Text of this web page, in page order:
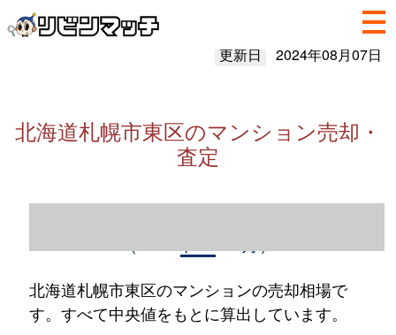
更新日 2024年08月07日
北海道札幌市東区のマンション売却・
査定
北海道札幌市東区のマンションの売却相場で
す。すべて中央値をもとに算出しています。